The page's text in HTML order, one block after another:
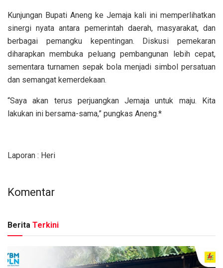
Kunjungan Bupati Aneng ke Jemaja kali ini memperlihatkan
sinergi nyata antara pemerintah daerah, masyarakat, dan
berbagai pemangku kepentingan. Diskusi pemekaran
diharapkan membuka peluang pembangunan lebih cepat,
sementara turnamen sepak bola menjadi simbol persatuan
dan semangat kemerdekaan.
“Saya akan terus perjuangkan Jemaja untuk maju. Kita
lakukan ini bersama-sama,” pungkas Aneng.*
Laporan : Heri
Komentar
Berita Terkini